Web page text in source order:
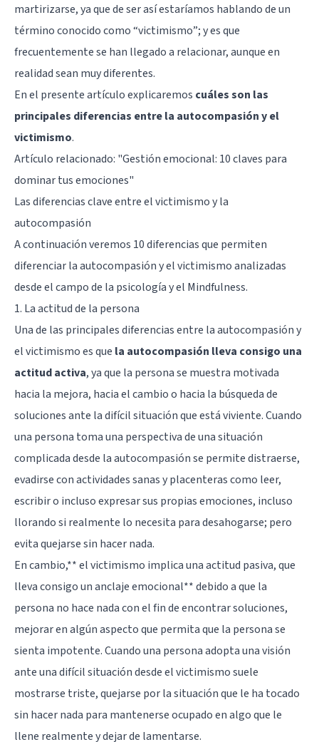
martirizarse, ya que de ser así estaríamos hablando de un
término conocido como “victimismo”; y es que
frecuentemente se han llegado a relacionar, aunque en
realidad sean muy diferentes.
En el presente artículo explicaremos cuáles son las
principales diferencias entre la autocompasión y el
victimismo.
Artículo relacionado: "Gestión emocional: 10 claves para
dominar tus emociones"
Las diferencias clave entre el victimismo y la
autocompasión
A continuación veremos 10 diferencias que permiten
diferenciar la autocompasión y el victimismo analizadas
desde el campo de la psicología y el Mindfulness.
1. La actitud de la persona
Una de las principales diferencias entre la autocompasión y
el victimismo es que la autocompasión lleva consigo una
actitud activa, ya que la persona se muestra motivada
hacia la mejora, hacia el cambio o hacia la búsqueda de
soluciones ante la difícil situación que está viviente. Cuando
una persona toma una perspectiva de una situación
complicada desde la autocompasión se permite distraerse,
evadirse con actividades sanas y placenteras como leer,
escribir o incluso expresar sus propias emociones, incluso
llorando si realmente lo necesita para desahogarse; pero
evita quejarse sin hacer nada.
En cambio,** el victimismo implica una actitud pasiva, que
lleva consigo un anclaje emocional** debido a que la
persona no hace nada con el fin de encontrar soluciones,
mejorar en algún aspecto que permita que la persona se
sienta impotente. Cuando una persona adopta una visión
ante una difícil situación desde el victimismo suele
mostrarse triste, quejarse por la situación que le ha tocado
sin hacer nada para mantenerse ocupado en algo que le
llene realmente y dejar de lamentarse.